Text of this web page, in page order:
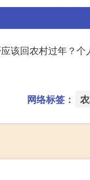
该回农村过年？
网络标签：